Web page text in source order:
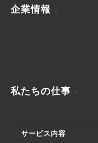
企業情報
私たちの仕事
サービス内容